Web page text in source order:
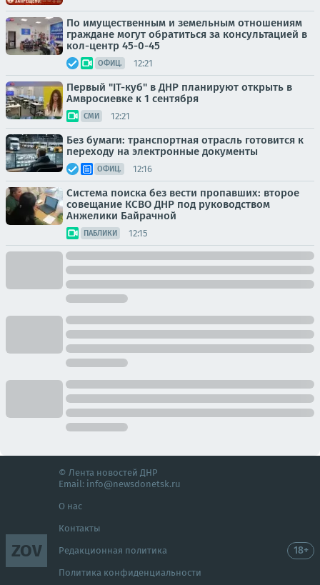
По имущественным и земельным отношениям
граждане могут обратиться за консультацией в
кол-центр 45-0-45
ОФИЦ. 12:21
Первый "IT-куб" в ДНР планируют открыть в
Амвросиевке к 1 сентября
СМИ 12:21
Без бумаги: транспортная отрасль готовится к
переходу на электронные документы
ОФИЦ. 12:16
Система поиска без вести пропавших: второе
совещание КСВО ДНР под руководством
Анжелики Байрачной
ПАБЛИКИ 12:15
ZOV
© Лента новостей ДНР
Email: info@newsdonetsk.ru
О нас
Контакты
Редакционная политика
Политика конфиденциальности
18+